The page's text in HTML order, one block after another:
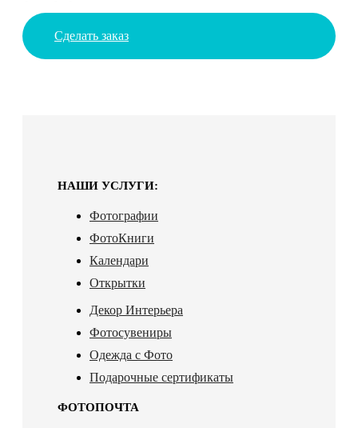
Сделать заказ
НАШИ УСЛУГИ:
Фотографии
ФотоКниги
Календари
Открытки
Декор Интерьера
Фотосувениры
Одежда с Фото
Подарочные сертификаты
ФОТОПОЧТА